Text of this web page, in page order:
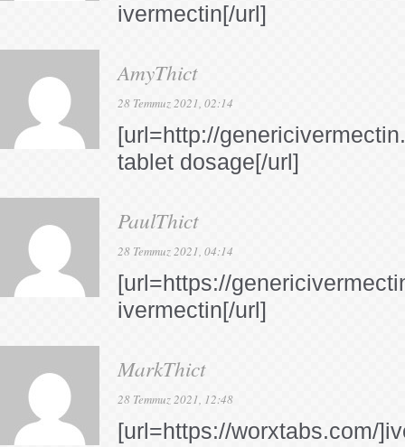
ivermectin[/url]
AmyThict
28 Temmuz 2021, 02:14
[url=http://
tablet dosage[/url]
PaulThict
28 Temmuz 2021, 04:14
[url=https://
ivermectin[/url]
MarkThict
28 Temmuz 2021, 12:48
[url=https://worxtabs.com/